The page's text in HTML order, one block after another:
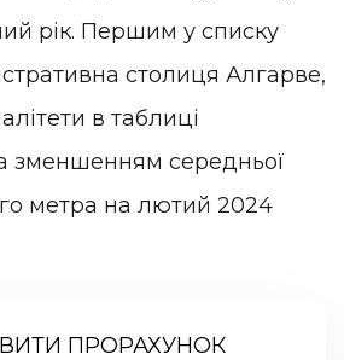
рік. Першим у списку
столиця Алгарве,
в таблиці
зменшенням середньої
метра на лютий 2024
ПРОРАХУНОК